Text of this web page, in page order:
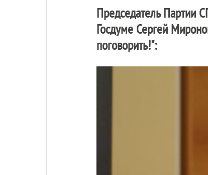
Председатель Партии
Госдуме Сергей
поговорить!":